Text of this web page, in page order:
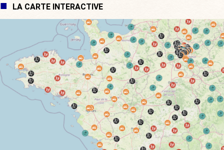
LA CARTE INTERACTIVE